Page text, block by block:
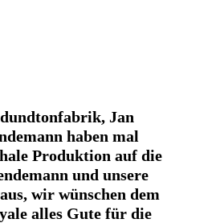
Jan
haben mal
Produktion auf die
und unsere
wir wünschen dem
alles Gute für die